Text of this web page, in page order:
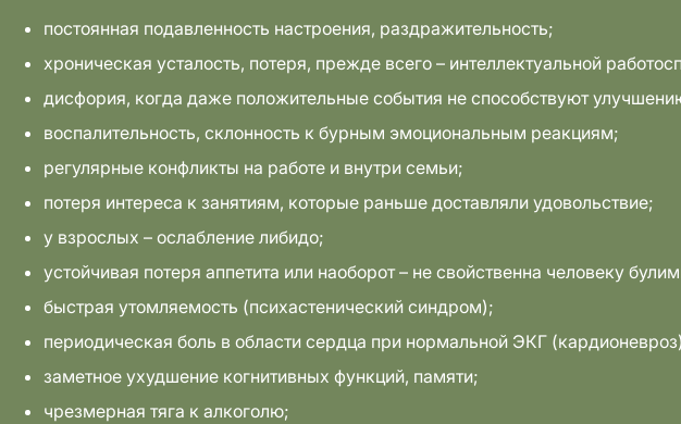
постоянная подавленность настроения, раздражительность;
хроническая усталость, потеря, прежде всего – интеллектуальной
дисфория, когда даже положительные события не способствуют
воспалительность, склонность к бурным эмоциональным реакциям;
регулярные конфликты на работе и внутри семьи;
потеря интереса к занятиям, которые раньше доставляли удовольствие;
у взрослых – ослабление либидо;
устойчивая потеря аппетита или наоборот – не свойственна человеку
быстрая утомляемость (психастенический синдром);
периодическая боль в области сердца при нормальной ЭКГ
заметное ухудшение когнитивных функций, памяти;
чрезмерная тяга к алкоголю;